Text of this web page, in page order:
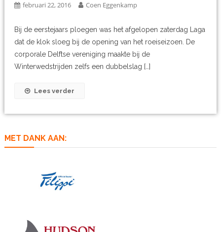
februari 22, 2016 Coen Eggenkamp
Bij de eerstejaars ploegen was het afgelopen zaterdag Laga
dat de klok sloeg bij de opening van het roeiseizoen. De
corporale Delftse vereniging maakte bij de
Winterwedstrijden zelfs een dubbelslag […]
Lees verder
MET DANK AAN: